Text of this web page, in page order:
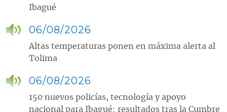
Ibagué
06/08/2026
Altas temperaturas ponen en máxima alerta al
Tolima
06/08/2026
150 nuevos policías, tecnología y apoyo
nacional para Ibagué: resultados tras la Cumbre